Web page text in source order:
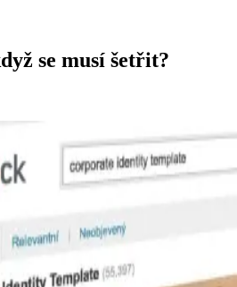
se musí šetřit?